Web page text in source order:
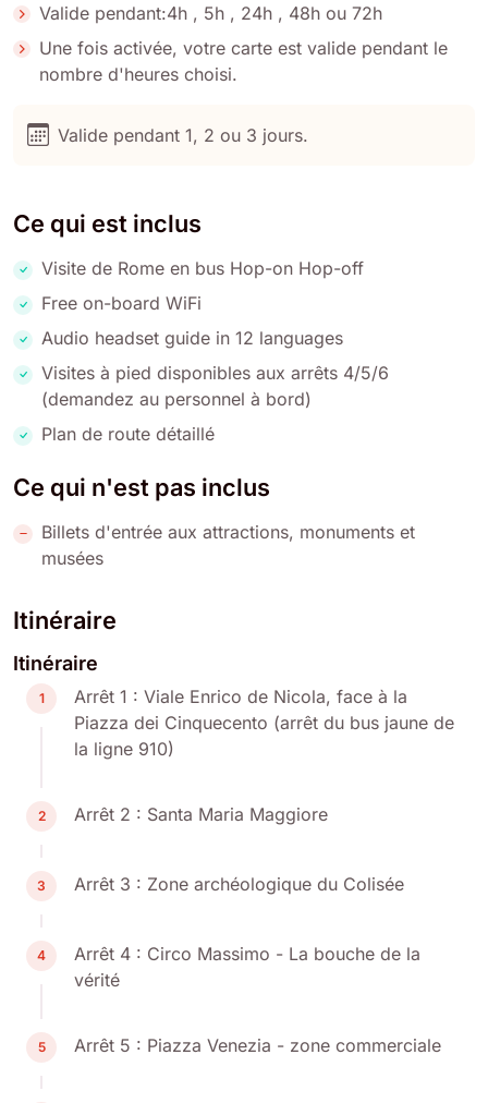
Valide pendant:4h , 5h , 24h , 48h ou 72h
Une fois activée, votre carte est valide pendant le
nombre d'heures choisi.
Valide pendant 1, 2 ou 3 jours.
Ce qui est inclus
Visite de Rome en bus Hop-on Hop-off
Free on-board WiFi
Audio headset guide in 12 languages
Visites à pied disponibles aux arrêts 4/5/6
(demandez au personnel à bord)
Plan de route détaillé
Ce qui n'est pas inclus
Billets d'entrée aux attractions, monuments et
musées
Itinéraire
Itinéraire
1
Arrêt 1 : Viale Enrico de Nicola, face à la
Piazza dei Cinquecento (arrêt du bus jaune de
la ligne 910)
2 Arrêt 2 : Santa Maria Maggiore
3 Arrêt 3 : Zone archéologique du Colisée
4
Arrêt 4 : Circo Massimo - La bouche de la
vérité
5 Arrêt 5 : Piazza Venezia - zone commerciale